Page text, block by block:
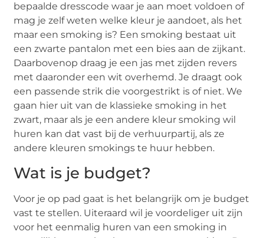
bepaalde dresscode waar je aan moet voldoen of
mag je zelf weten welke kleur je aandoet, als het
maar een smoking is? Een smoking bestaat uit
een zwarte pantalon met een bies aan de zijkant.
Daarbovenop draag je een jas met zijden revers
met daaronder een wit overhemd. Je draagt ook
een passende strik die voorgestrikt is of niet. We
gaan hier uit van de klassieke smoking in het
zwart, maar als je een andere kleur smoking wil
huren kan dat vast bij de verhuurpartij, als ze
andere kleuren smokings te huur hebben.
Wat is je budget?
Voor je op pad gaat is het belangrijk om je budget
vast te stellen. Uiteraard wil je voordeliger uit zijn
voor het eenmalig huren van een smoking in